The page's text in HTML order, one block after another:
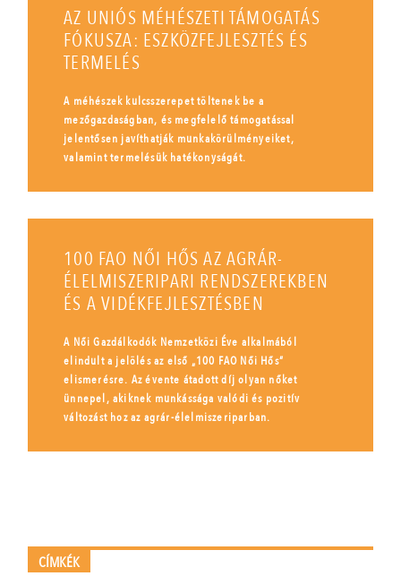
AZ UNIÓS MÉHÉSZETI TÁMOGATÁS
FÓKUSZA: ESZKÖZFEJLESZTÉS ÉS
TERMELÉS
A méhészek kulcsszerepet töltenek be a
mezőgazdaságban, és megfelelő támogatással
jelentősen javíthatják munkakörülményeiket,
valamint termelésük hatékonyságát.
100 FAO NŐI HŐS AZ AGRÁR-
ÉLELMISZERIPARI RENDSZEREKBEN
ÉS A VIDÉKFEJLESZTÉSBEN
A Női Gazdálkodók Nemzetközi Éve alkalmából
elindult a jelölés az első „100 FAO Női Hős”
elismerésre. Az évente átadott díj olyan nőket
ünnepel, akiknek munkássága valódi és pozitív
változást hoz az agrár-élelmiszeriparban.
CÍMKÉK